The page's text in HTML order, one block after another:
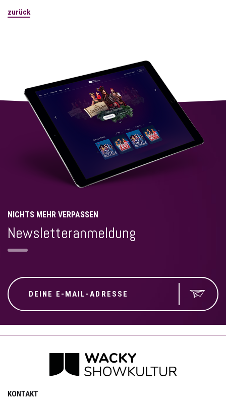
zurück
NICHTS MEHR VERPASSEN
Newsletteranmeldung
KONTAKT